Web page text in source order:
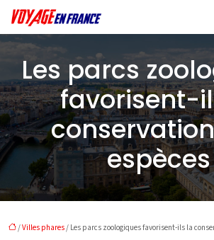
Les parcs
favorisent-
espèces
/Villes phares / Les parcs zoologiques favorisent-ils la